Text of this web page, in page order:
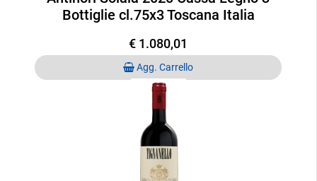
Bottiglie cl.75x3 Toscana Italia
€ 1.080,01
Quantità
Agg. Carrello